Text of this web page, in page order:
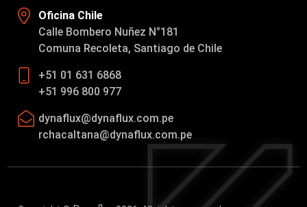
Oficina Chile
Calle Bombero Nuñez N°181
Comuna Recoleta, Santiago de Chile
+51 01 631 6868
+51 996 800 977
dynaflux@dynaflux.com.pe
rchacaltana@dynaflux.com.pe